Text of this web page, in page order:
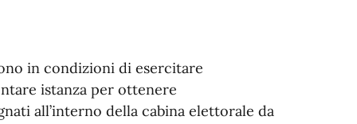
in condizioni di esercitare
istanza per ottenere
all’interno della cabina elettorale da